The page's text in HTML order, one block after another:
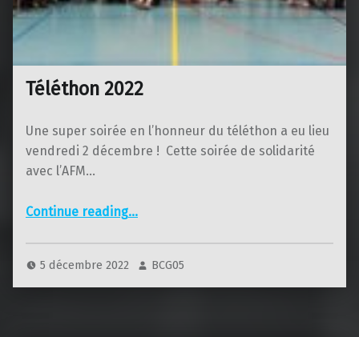
Téléthon 2022
Une super soirée en l’honneur du téléthon a eu lieu
vendredi 2 décembre ! Cette soirée de solidarité
avec l’AFM…
Continue reading…
5 décembre 2022 BCG05